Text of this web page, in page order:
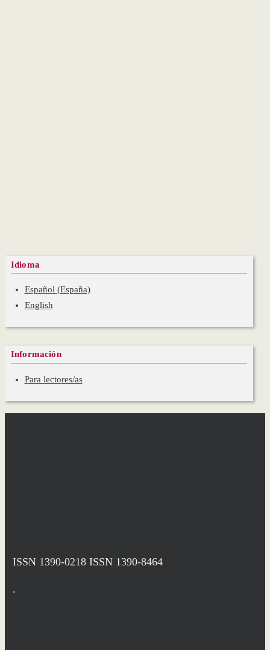
Idioma
Español (España)
English
Información
Para lectores/as
ISSN 1390-0218 ISSN 1390-8464
.